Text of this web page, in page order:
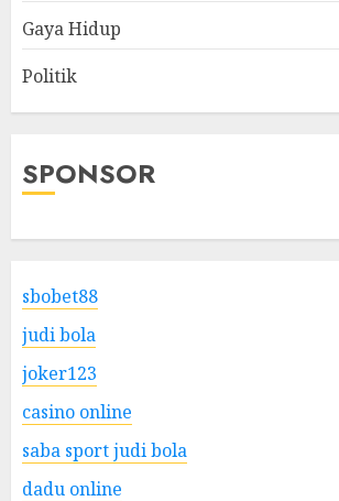
Gaya Hidup
Politik
SPONSOR
sbobet88
judi bola
joker123
casino online
saba sport judi bola
dadu online